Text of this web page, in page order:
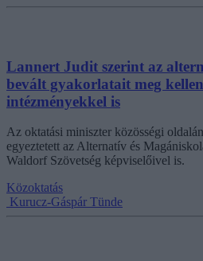
Lannert Judit szerint az
bevált gyakorlatait meg
intézményekkel is
Az oktatási miniszter közösségi
egyeztetett az Alternatív és
Waldorf Szövetség képviselőivel is.
Közoktatás
Kurucz-Gáspár Tünde